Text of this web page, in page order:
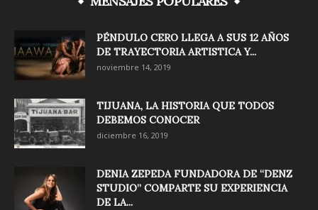
PÉNDULO CERO LLEGA A SUS 12 AÑOS
DE TRAYECTORIA ARTISTICA Y...
noviembre 14, 2019
TIJUANA, LA HISTORIA QUE TODOS
DEBEMOS CONOCER
diciembre 16, 2019
DENIA ZEPEDA FUNDADORA DE “DENZ
STUDIO” COMPARTE SU EXPERIENCIA
DE LA...